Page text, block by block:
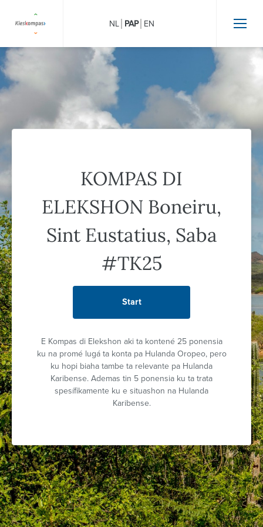
NL PAP EN
KOMPAS DI
ELEKSHON Boneiru,
Sint Eustatius, Saba
#TK25
Start
E Kompas di Elekshon aki ta kontené 25 ponensia
ku na promé lugá ta konta pa Hulanda Oropeo, pero
ku hopi biaha tambe ta relevante pa Hulanda
Karibense. Ademas tin 5 ponensia ku ta trata
spesífikamente ku e situashon na Hulanda
Karibense.